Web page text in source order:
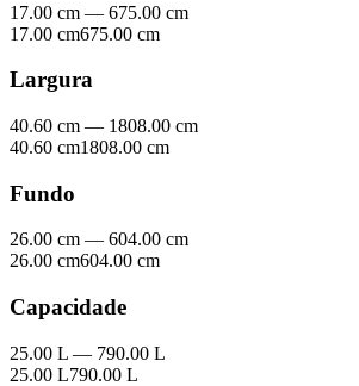
17.00 cm — 675.00 cm
17.00 cm675.00 cm
Largura
40.60 cm — 1808.00 cm
40.60 cm1808.00 cm
Fundo
26.00 cm — 604.00 cm
26.00 cm604.00 cm
Capacidade
25.00 L — 790.00 L
25.00 L790.00 L